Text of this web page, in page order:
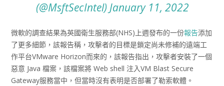
(@MsftSecIntel)January 11, 2022
微軟的調查結果為英國衛生服務部(NHS)上週發布的一份報告添加
了更多細節，該報告稱，攻擊者的目標是鎖定尚未修補的遠端工
作平台VMware Horizon而來的，該報告指出，攻擊者安裝了一個
惡意 Java 檔案，該檔案將 Web shell 注入VM Blast Secure
Gateway服務當中，但當時沒有表明是否部署了勒索軟體。